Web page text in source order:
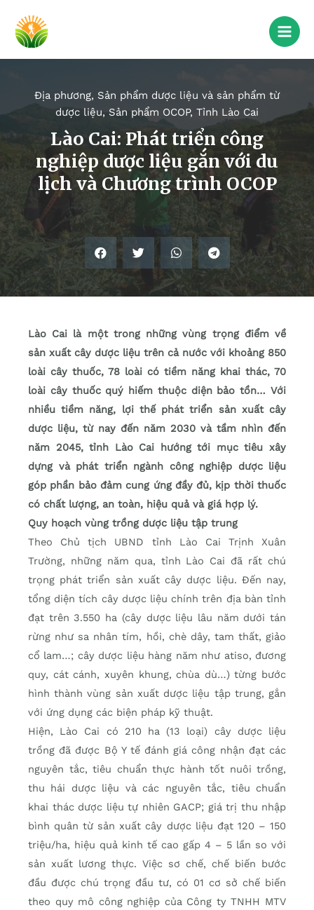
Địa phương, Sản phẩm dược liệu và sản phẩm từ
dược liệu, Sản phẩm OCOP, Tỉnh Lào Cai
Lào Cai: Phát triển công
nghiệp dược liệu gắn với du
lịch và Chương trình OCOP
Lào Cai là một trong những vùng trọng điểm về
sản xuất cây dược liệu trên cả nước với khoảng 850
loài cây thuốc, 78 loài có tiềm năng khai thác, 70
loài cây thuốc quý hiếm thuộc diện bảo tồn… Với
nhiều tiềm năng, lợi thế phát triển sản xuất cây
dược liệu, từ nay đến năm 2030 và tầm nhìn đến
năm 2045, tỉnh Lào Cai hướng tới mục tiêu xây
dựng và phát triển ngành công nghiệp dược liệu
góp phần bảo đảm cung ứng đầy đủ, kịp thời thuốc
có chất lượng, an toàn, hiệu quả và giá hợp lý.
Quy hoạch vùng trồng dược liệu tập trung
Theo Chủ tịch UBND tỉnh Lào Cai Trịnh Xuân
Trường, những năm qua, tỉnh Lào Cai đã rất chú
trọng phát triển sản xuất cây dược liệu. Đến nay,
tổng diện tích cây dược liệu chính trên địa bàn tỉnh
đạt trên 3.550 ha (cây dược liệu lâu năm dưới tán
rừng như sa nhân tím, hồi, chè dây, tam thất, giảo
cổ lam…; cây dược liệu hàng năm như atiso, đương
quy, cát cánh, xuyên khung, chùa dù…) từng bước
hình thành vùng sản xuất dược liệu tập trung, gắn
với ứng dụng các biện pháp kỹ thuật.
Hiện, Lào Cai có 210 ha (13 loại) cây dược liệu
trồng đã được Bộ Y tế đánh giá công nhận đạt các
nguyên tắc, tiêu chuẩn thực hành tốt nuôi trồng,
thu hái dược liệu và các nguyên tắc, tiêu chuẩn
khai thác dược liệu tự nhiên GACP; giá trị thu nhập
bình quân từ sản xuất cây dược liệu đạt 120 – 150
triệu/ha, hiệu quả kinh tế cao gấp 4 – 5 lần so với
sản xuất lương thực. Việc sơ chế, chế biến bước
đầu được chú trọng đầu tư, có 01 cơ sở chế biến
theo quy mô công nghiệp của Công ty TNHH MTV